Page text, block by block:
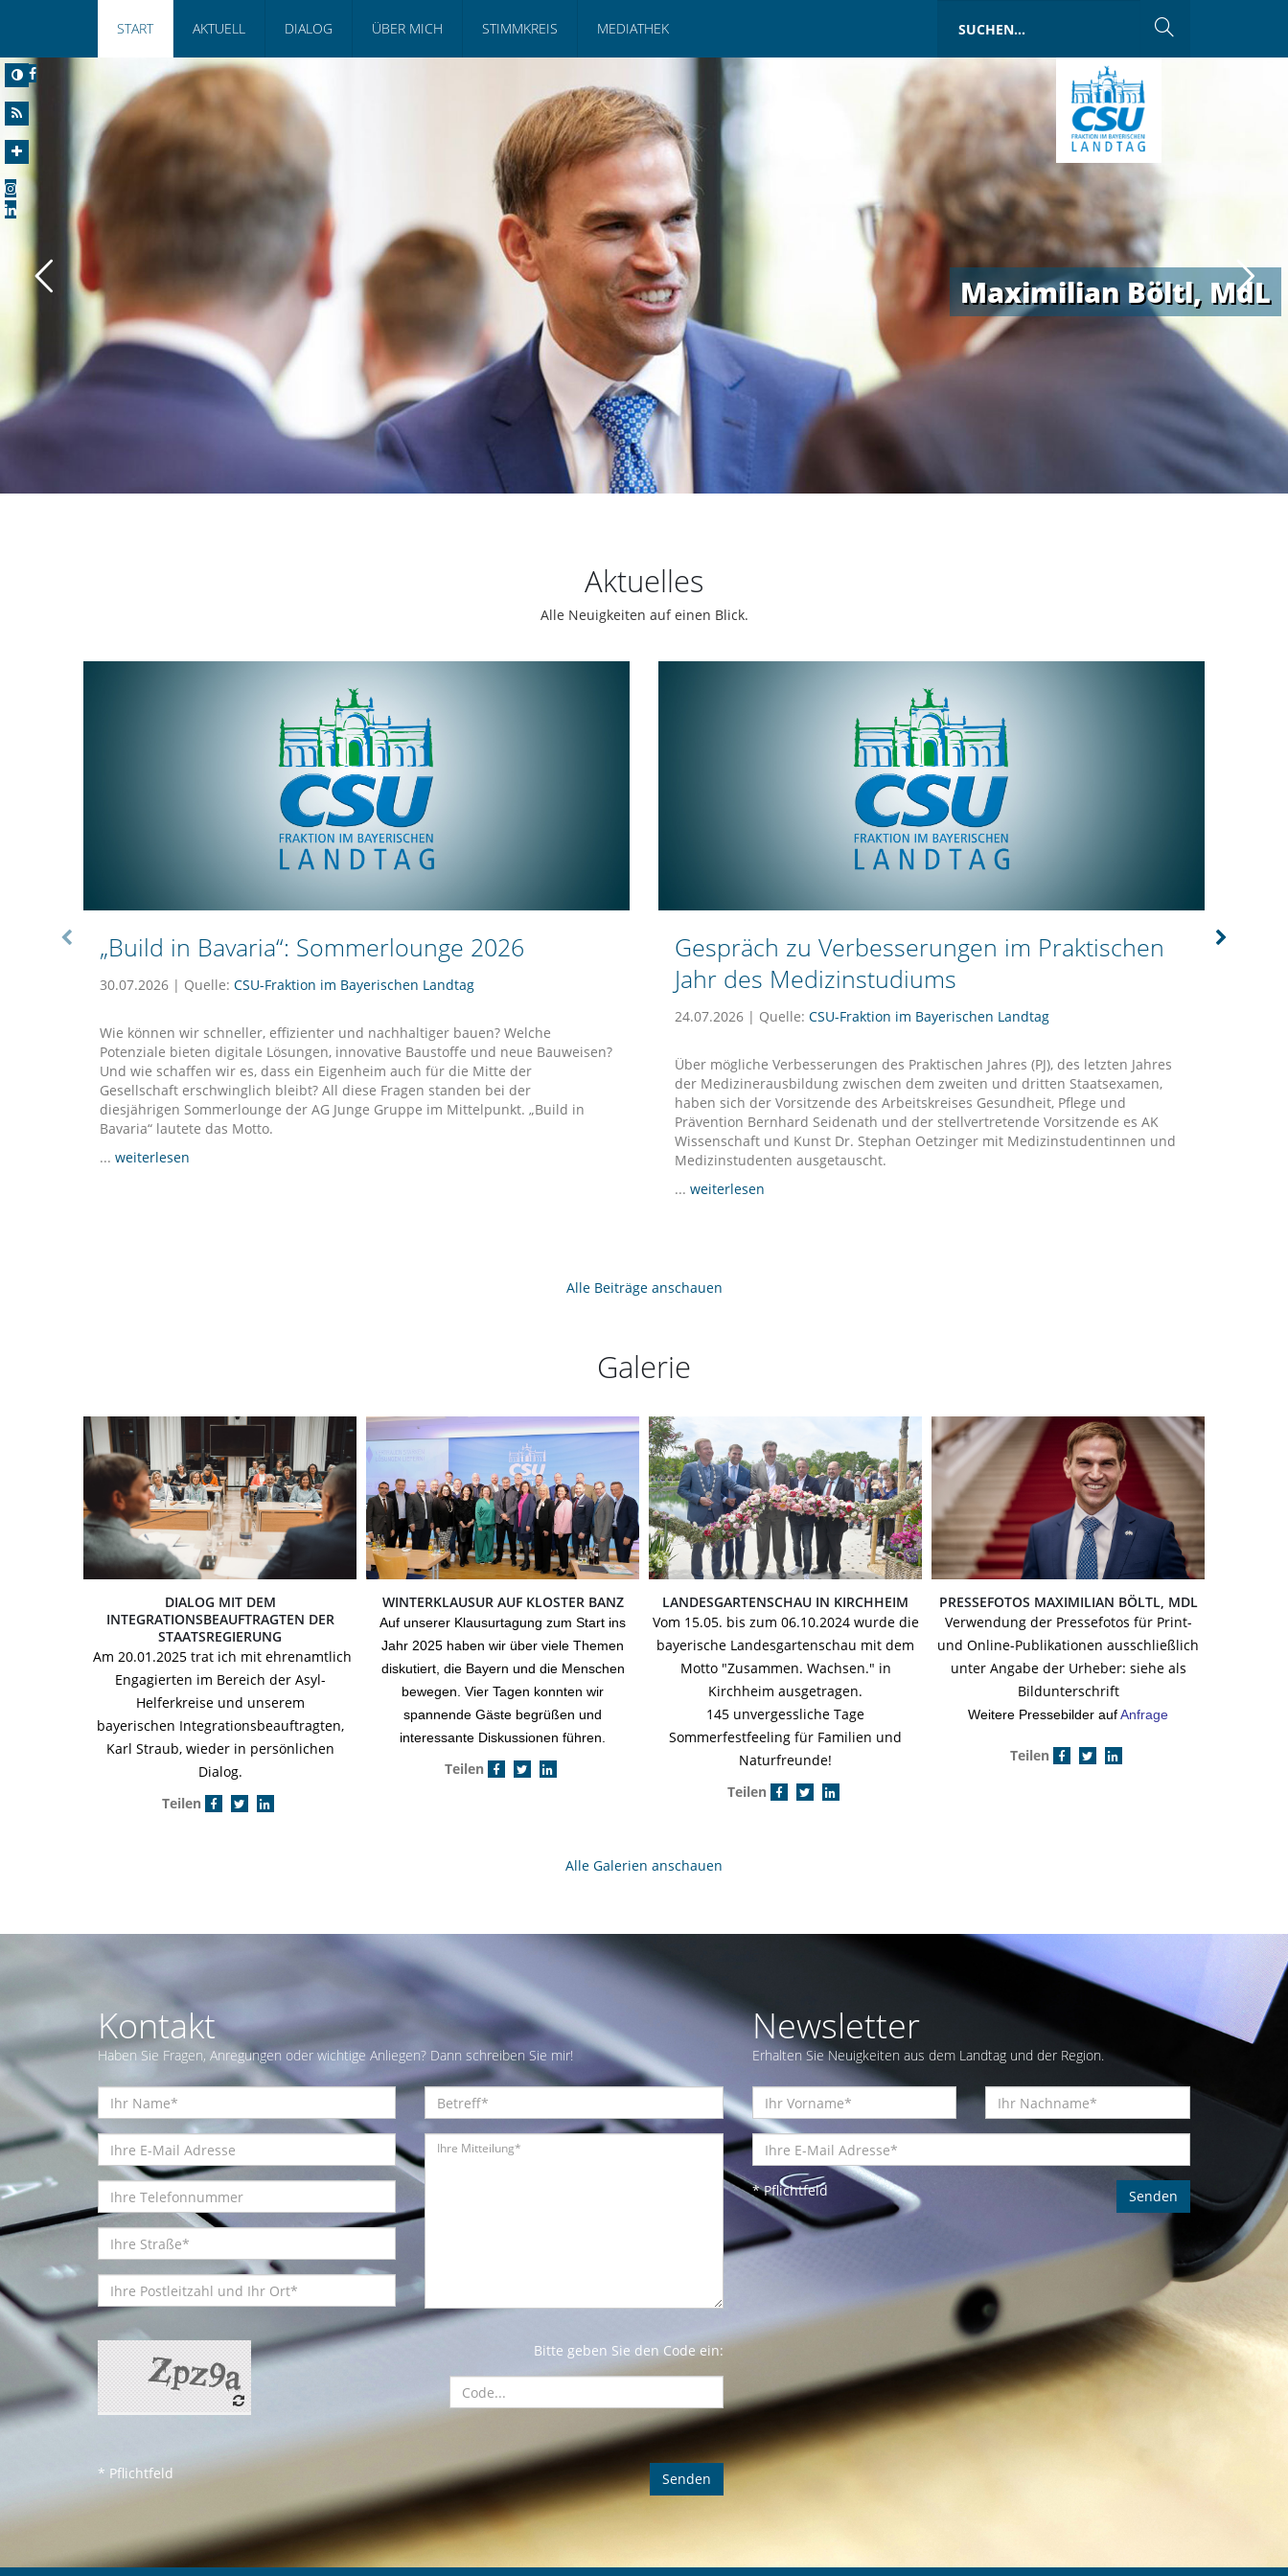
START AKTUELL DIALOG ÜBER MICH STIMMKREIS MEDIATHEK
Maximilian Böltl, MdL
Aktuelles
Alle Neuigkeiten auf einen Blick.
Build in Bavaria“: Sommerlounge 2026
30.07.2026 | Quelle: CSU-Fraktion im Bayerischen Landtag
Wie können wir schneller, effizienter und nachhaltiger bauen? Welche
Potenziale bieten digitale Lösungen, innovative Baustoffe und neue Bauweisen?
Und wie schaffen wir es, dass ein Eigenheim auch für die Mitte der
Gesellschaft erschwinglich bleibt? All diese Fragen standen bei der
diesjährigen Sommerlounge der AG Junge Gruppe im Mittelpunkt. „Build in
Bavaria“ lautete das Motto.
... weiterlesen
Gespräch zu Verbesserungen im Praktischen
Jahr des Medizinstudiums
24.07.2026 | Quelle: CSU-Fraktion im Bayerischen Landtag
Über mögliche Verbesserungen des Praktischen Jahres (PJ), des letzten Jahres
der Medizinerausbildung zwischen dem zweiten und dritten Staatsexamen,
haben sich der Vorsitzende des Arbeitskreises Gesundheit, Pflege und
Prävention Bernhard Seidenath und der stellvertretende Vorsitzende es AK
Wissenschaft und Kunst Dr. Stephan Oetzinger mit Medizinstudentinnen und
Medizinstudenten ausgetauscht.
... weiterlesen
Alle Beiträge anschauen
Galerie
DIALOG MIT DEM
INTEGRATIONSBEAUFTRAGTEN DER
STAATSREGIERUNG
Am 20.01.2025 trat ich mit ehrenamtlich
Engagierten im Bereich der Asyl-
Helferkreise und unserem
bayerischen Integrationsbeauftragten,
Karl Straub, wieder in persönlichen
Dialog.
Teilen
WINTERKLAUSUR AUF KLOSTER BANZ
Auf unserer Klausurtagung zum Start ins
Jahr 2025 haben wir über viele Themen
diskutiert, die Bayern und die Menschen
bewegen. Vier Tagen konnten wir
spannende Gäste begrüßen und
interessante Diskussionen führen.
Teilen
LANDESGARTENSCHAU IN KIRCHHEIM
Vom 15.05. bis zum 06.10.2024 wurde die
bayerische Landesgartenschau mit dem
Motto "Zusammen. Wachsen." in
Kirchheim ausgetragen.
145 unvergessliche Tage
Sommerfestfeeling für Familien und
Naturfreunde!
Teilen
PRESSEFOTOS MAXIMILIAN BÖLTL, MDL
Verwendung der Pressefotos für Print-
und Online-Publikationen ausschließlich
unter Angabe der Urheber: siehe als
Bildunterschrift
Weitere Pressebilder aufAnfrage
Teilen
Alle Galerien anschauen
Kontakt
Haben Sie Fragen, Anregungen oder wichtige Anliegen? Dann schreiben Sie mir!
Bitte geben Sie den Code ein:
* Pflichtfeld
Newsletter
Erhalten Sie Neuigkeiten aus dem Landtag und der Region.
* Pflichtfeld